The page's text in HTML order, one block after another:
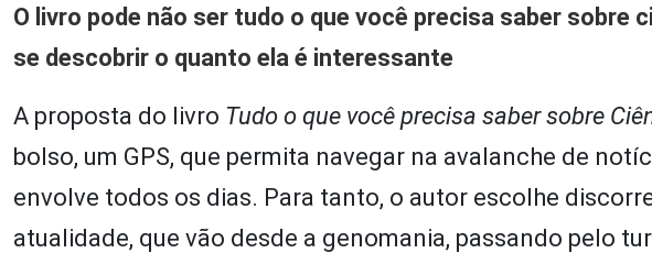
O livro pode não ser tudo o que você precisa saber sobre
se descobrir o quanto ela é interessante
A proposta do livro Tudo o que você precisa saber sobre
bolso, um GPS, que permita navegar na avalanche de
envolve todos os dias. Para tanto, o autor escolhe
atualidade, que vão desde a genomania, passando pelo